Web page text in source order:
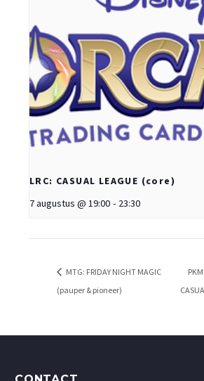
LRC: CASUAL LEAGUE (core)
7 augustus @ 19:00 - 23:30
MTG: FRIDAY NIGHT MAGIC
(pauper & pioneer)